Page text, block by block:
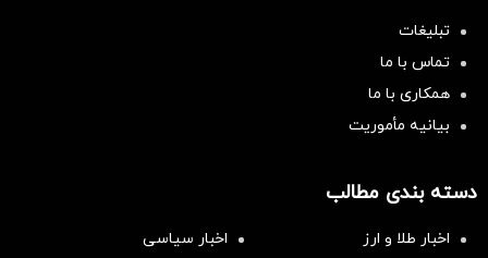
تبلیغات
تماس با ما
همکاری با ما
بیانیه مأموریت
دسته بندی مطالب
اخبار طلا و ارز
اخبار سیاسی